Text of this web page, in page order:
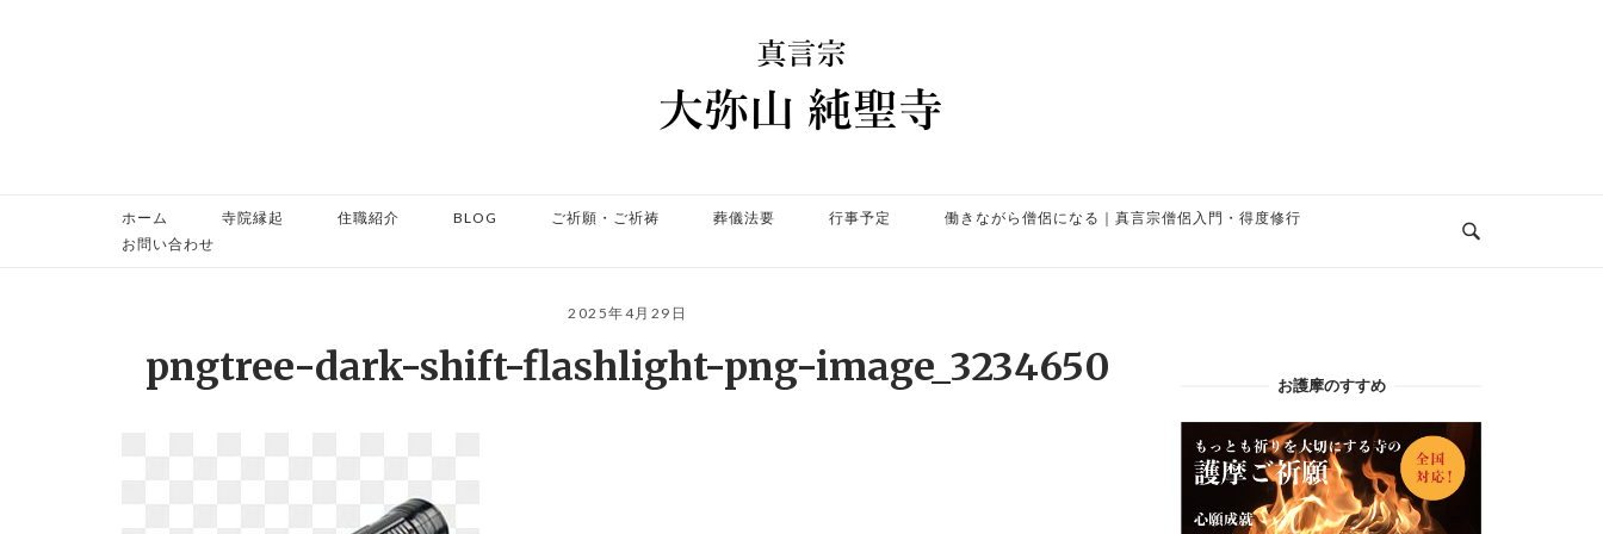
ホーム 寺院縁起 住職紹介 BLOG ご祈願・ご祈祷 葬儀法要 行事予定
働きながら僧侶になる｜真言宗僧侶入門・得度修行
お問い合わせ
2025年4月29日
pngtree-dark-shift-flashlight-png-image_3234650 お護摩のすすめ